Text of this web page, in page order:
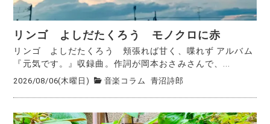
リンゴ よしだたくろう モノクロに赤
リンゴ よしだたくろう 頬張れば甘く、喋れず アルバム
『元気です。』収録曲。作詞が岡本おさみさんで、...
2026/08/06(木曜日) 音楽コラム 青沼詩郎